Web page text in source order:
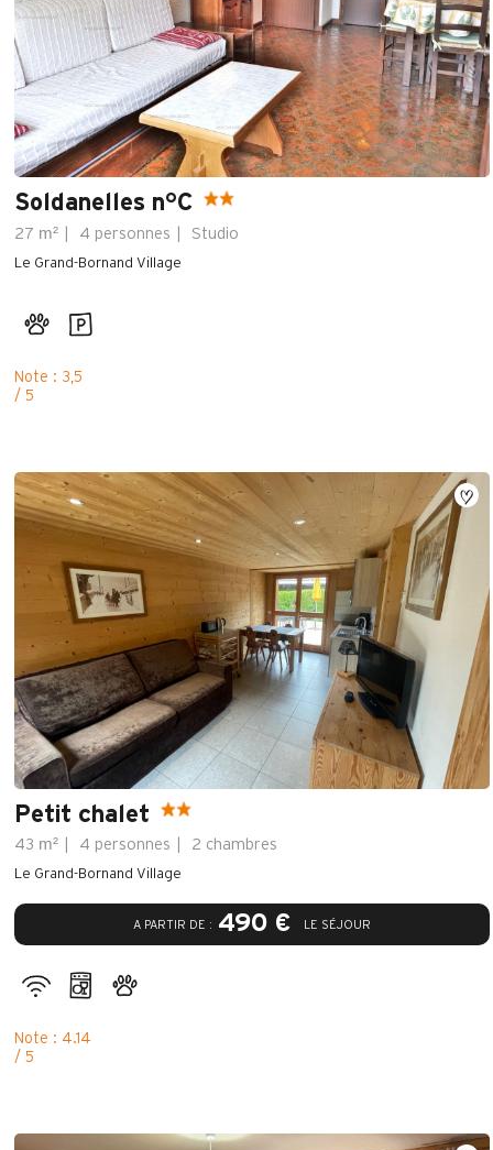
Soldanelles n°C
27 m² 4 personnes Studio
Le Grand-Bornand Village
Note : 3,5
/ 5
Petit chalet
43 m² 4 personnes 2 chambres
A PARTIR DE : 490 € LE SÉJOUR
Le Grand-Bornand Village
Note : 4.14
/ 5